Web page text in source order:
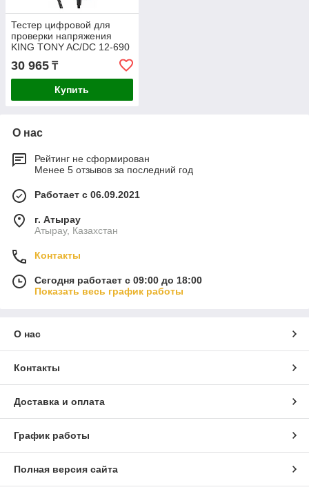
Тестер цифровой для
проверки напряжения
KING TONY AC/DC 12-690
30 965 ₸
Купить
О нас
Рейтинг не сформирован
Менее 5 отзывов за последний год
Работает с 06.09.2021
г. Атырау
Атырау, Казахстан
Контакты
Сегодня работает с 09:00 до 18:00
Показать весь график работы
О нас
Контакты
Доставка и оплата
График работы
Полная версия сайта